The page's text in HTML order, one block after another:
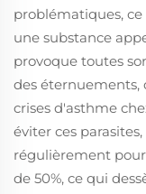
problématiques,
une substance
provoque toutes
des éternuements,
crises d'asthme
éviter ces
régulièrement
de 50%, ce qui